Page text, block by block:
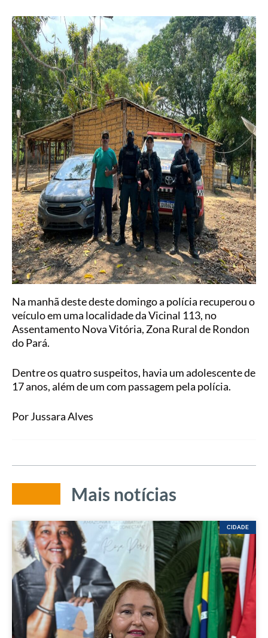
Na manhã deste deste domingo a polícia recuperou o
veículo em uma localidade da Vicinal 113, no
Assentamento Nova Vitória, Zona Rural de Rondon
do Pará.
Dentre os quatro suspeitos, havia um adolescente de
17 anos, além de um com passagem pela polícia.
Por Jussara Alves
Mais notícias
CIDADE